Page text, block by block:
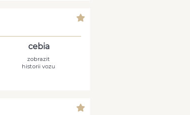
cebia
zobrazit
historii vozu